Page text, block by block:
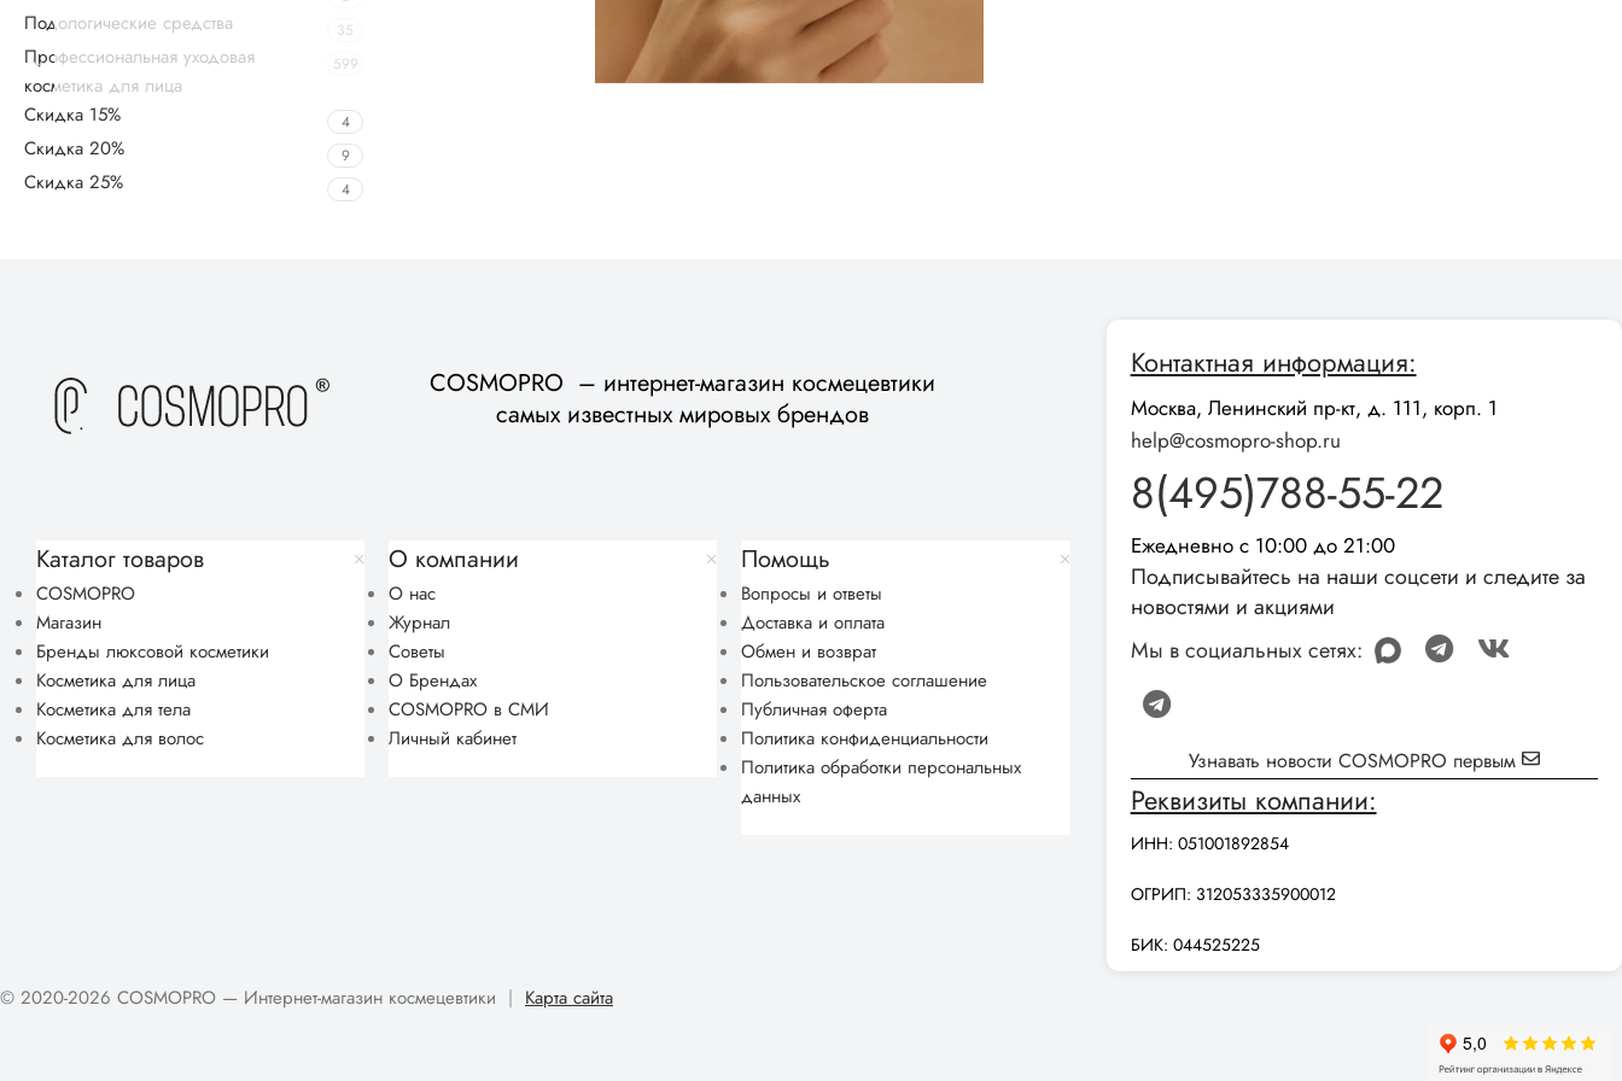
Подологические средства 35
Профессиональная уходовая
косметика для лица
599
Скидка 15% 4
Скидка 20% 9
Скидка 25% 4
COSMOPRO – интернет-магазин космецевтики
самых известных мировых брендов
Каталог товаров
COSMOPRO
Магазин
Бренды люксовой косметики
Косметика для лица
Косметика для тела
Косметика для волос
О компании
О нас
Журнал
Советы
О Брендах
COSMOPRO в СМИ
Личный кабинет
Помощь
Вопросы и ответы
Доставка и оплата
Обмен и возврат
Пользовательское соглашение
Публичная оферта
Политика конфиденциальности
Политика обработки персональных
данных
Контактная информация:
Москва, Ленинский пр-кт, д. 111, корп. 1
help@cosmopro-shop.ru
8(495)788-55-22
Ежедневно с 10:00 до 21:00
Подписывайтесь на наши соцсети и следите за
новостями и акциями
Мы в социальных сетях:
Узнавать новости COSMOPRO первым
Реквизиты компании:
ИНН: 051001892854
ОГРИП: 312053335900012
БИК: 044525225
© 2020-2026 COSMOPRO — Интернет-магазин космецевтики | Карта сайта